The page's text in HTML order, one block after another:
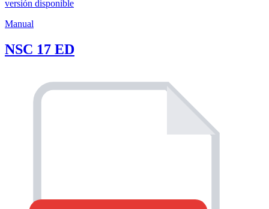
versión disponible
Manual
NSC 17 ED